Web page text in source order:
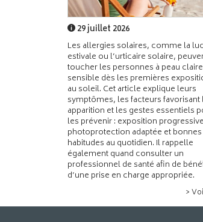
29 juillet 2026
Les allergies solaires, comme la
estivale ou l’urticaire solaire,
toucher les personnes à peau
sensible dès les premières
au soleil. Cet article explique leurs
symptômes, les facteurs favorisant
apparition et les gestes essentiels
les prévenir : exposition
photoprotection adaptée et bonnes
habitudes au quotidien. Il rappelle
également quand consulter un
professionnel de santé afin de
d’une prise en charge appropriée.
>